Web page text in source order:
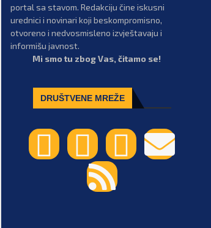
portal sa stavom. Redakciju čine iskusni
urednici i novinari koji beskompromisno,
otvoreno i nedvosmisleno izvještavaju i
informišu javnost.
Mi smo tu zbog Vas, čitamo se!
DRUŠTVENE MREŽE